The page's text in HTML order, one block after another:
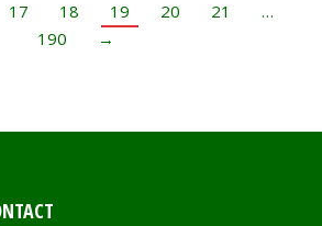
17 18 19 20 21
…
190
→